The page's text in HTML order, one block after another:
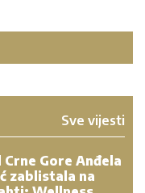
Sve vijesti
Gore Anđela
zablistala na